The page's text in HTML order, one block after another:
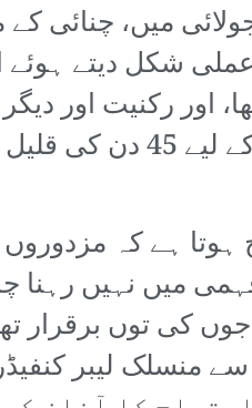
میں، چنائی
اور رکنیت اور
کی منظوری
ہے کہ مزدوروں
میں نہیں رہنا